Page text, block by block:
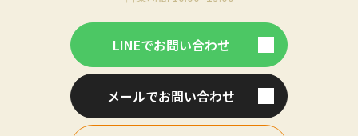
問題を雑に流さず、向き
合う姿勢には心が打たれ
ました。担当が小林さん
だったから、無事に購
入、リフォーム施工に至
れたと思っています。あ
りがとうございます。
LINEでお問い合わせ
メールでお問い合わせ